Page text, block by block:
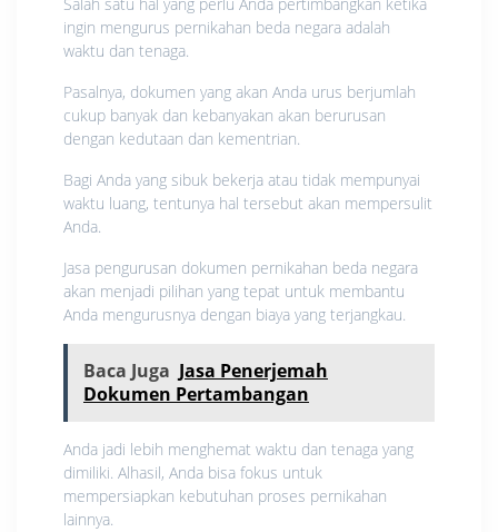
Salah satu hal yang perlu Anda pertimbangkan ketika
ingin mengurus pernikahan beda negara adalah
waktu dan tenaga.
Pasalnya, dokumen yang akan Anda urus berjumlah
cukup banyak dan kebanyakan akan berurusan
dengan kedutaan dan kementrian.
Bagi Anda yang sibuk bekerja atau tidak mempunyai
waktu luang, tentunya hal tersebut akan mempersulit
Anda.
Jasa pengurusan dokumen pernikahan beda negara
akan menjadi pilihan yang tepat untuk membantu
Anda mengurusnya dengan biaya yang terjangkau.
Baca Juga Jasa Penerjemah
Dokumen Pertambangan
Anda jadi lebih menghemat waktu dan tenaga yang
dimiliki. Alhasil, Anda bisa fokus untuk
mempersiapkan kebutuhan proses pernikahan
lainnya.